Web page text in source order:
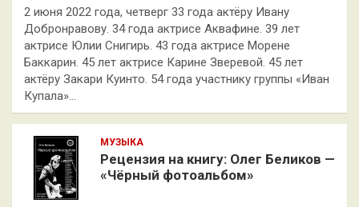
2 июня 2022 года, четверг 33 года актёру Ивану
Добронравову. 34 года актрисе Аквафине. 39 лет
актрисе Юлии Снигирь. 43 года актрисе Морене
Баккарин. 45 лет актрисе Карине Зверевой. 45 лет
актёру Закари Куинто. 54 года участнику группы «Иван
Купала»…
МУЗЫКА
Рецензия на книгу: Олег Беликов —
«Чёрный фотоальбом»